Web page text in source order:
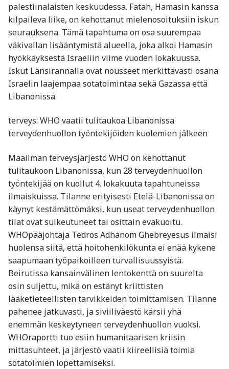
palestiinalaisten keskuudessa. Fatah, Hamasin kanssa
kilpaileva liike, on kehottanut mielenosoituksiin iskun
seurauksena. Tämä tapahtuma on osa suurempaa
väkivallan lisääntymistä alueella, joka alkoi Hamasin
hyökkäyksestä Israeliin viime vuoden lokakuussa.
Iskut Länsirannalla ovat nousseet merkittävästi osana
Israelin laajempaa sotatoimintaa sekä Gazassa että
Libanonissa.
terveys: WHO vaatii tulitaukoa Libanonissa
terveydenhuollon työntekijöiden kuolemien jälkeen
Maailman terveysjärjestö WHO on kehottanut
tulitaukoon Libanonissa, kun 28 terveydenhuollon
työntekijää on kuollut 4. lokakuuta tapahtuneissa
ilmaiskuissa. Tilanne erityisesti Etelä-Libanonissa on
käynyt kestämättömäksi, kun useat terveydenhuollon
tilat ovat sulkeutuneet tai osittain evakuoitu.
WHOpääjohtaja Tedros Adhanom Ghebreyesus ilmaisi
huolensa siitä, että hoitohenkilökunta ei enää kykene
saapumaan työpaikoilleen turvallisuussyistä.
Beirutissa kansainvälinen lentokenttä on suurelta
osin suljettu, mikä on estänyt kriittisten
lääketieteellisten tarvikkeiden toimittamisen. Tilanne
pahenee jatkuvasti, ja siviiliväestö kärsii yhä
enemmän keskeytyneen terveydenhuollon vuoksi.
WHOraportti tuo esiin humanitaarisen kriisin
mittasuhteet, ja järjestö vaatii kiireellisiä toimia
sotatoimien lopettamiseksi.